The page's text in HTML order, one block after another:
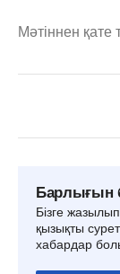
Мәтіннен қате
Барлығын
Бізге
қызықты
хабардар